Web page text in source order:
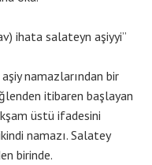
ihata salateyn aşiyyi”
namazlarından bir
itibaren başlayan
üstü ifadesini
namazı. Salatey
birinde.